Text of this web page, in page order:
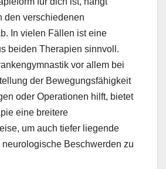
den verschiedenen
In vielen Fällen ist eine
beiden Therapien sinnvoll.
vor allem bei
der Bewegungsfähigkeit
oder Operationen hilft, bietet
eine breitere
um auch tiefer liegende
neurologische Beschwerden zu